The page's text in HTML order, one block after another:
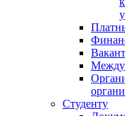
Студенту